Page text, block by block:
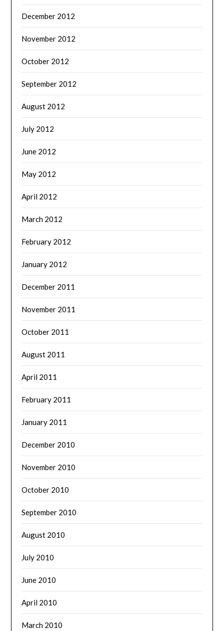
December 2012
November 2012
October 2012
September 2012
August 2012
July 2012
June 2012
May 2012
April 2012
March 2012
February 2012
January 2012
December 2011
November 2011
October 2011
August 2011
April 2011
February 2011
January 2011
December 2010
November 2010
October 2010
September 2010
August 2010
July 2010
June 2010
April 2010
March 2010